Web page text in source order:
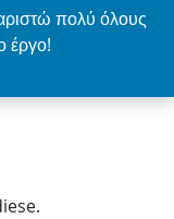
πολύ όλους
έργο!